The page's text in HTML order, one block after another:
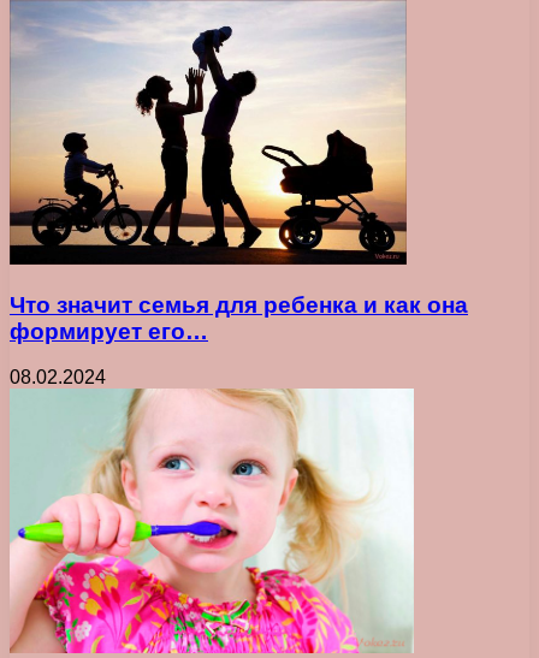
Что значит семья для ребенка и как она
формирует его…
08.02.2024